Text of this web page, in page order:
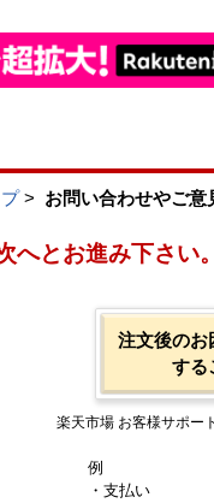
> お問い合わせやご意
へとお進み下さい。
注文後のお
する
楽天市場 お客様サポー
例
・支払い